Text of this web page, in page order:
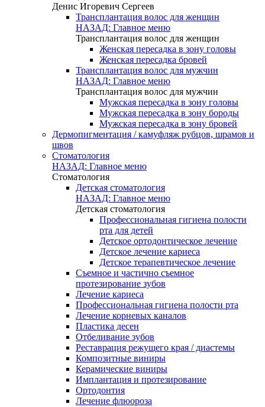
Денис Игоревич Сергеев
Трансплантация волос для женщин
НАЗАД: Главное меню
Трансплантация волос для женщин
Женская пересадка в зону головы
Женская пересадка бровей
Трансплантация волос для мужчин
НАЗАД: Главное меню
Трансплантация волос для мужчин
Мужская пересадка в зону головы
Мужская пересадка в зону бороды
Мужская пересадка в зону бровей
Дермопигментация / камуфляж рубцов, шрамов и
швов
Стоматология
НАЗАД: Главное меню
Стоматология
Детская стоматология
НАЗАД: Главное меню
Детская стоматология
Профессиональная гигиена полости
рта для детей
Детское ортодонтическое лечение
Детское лечение кариеса
Детское терапевтическое лечение
Съемное и частично съемное
протезирование зубов
Лечение кариеса
Профессиональная гигиена полости рта
Лечение корневых каналов
Пластика десен
Отбеливание зубов
Реставрация режущего края / диастемы
Композитные виниры
Керамические виниры
Имплантация и протезирование
Ортодонтия
Лечение флюороза